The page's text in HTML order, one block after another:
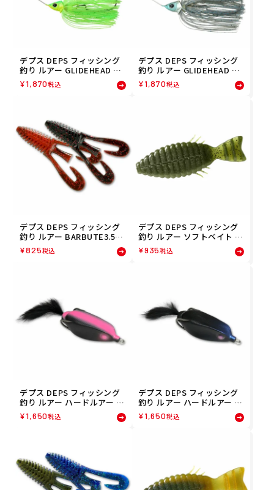
デプス DEPS フィッシング
釣り ルアー GLIDEHEAD SP
INNERBAIT 3/8 グライドヘ
ッド スピナーベイト 3/8 #0
¥1,870税込
デプス DEPS フィッシング
釣り ルアー GLIDEHEAD SP
INNERBAIT 3/8 グライドヘ
ッド スピナーベイト 3/8 #0
¥1,870税込
デプス DEPS フィッシング
釣り ルアー BARBUTE3.5
バルビュータ3.5 #117ボス
ザリ 0123-3117
¥825税込
デプス DEPS フィッシング
釣り ルアー ソフトベイト B
ULLFLAT 3 ブルフラット 3
#02ウォーターメロンシード
¥935税込
デプス DEPS フィッシング
釣り ルアー ハードルアー Sl
itherK スリザーク #11ビジ
ブルブラック 45445650781
¥1,650税込
デプス DEPS フィッシング
釣り ルアー ハードルアー Sl
itherK スリザーク #01ジェ
ットブラック 45445650780
¥1,650税込